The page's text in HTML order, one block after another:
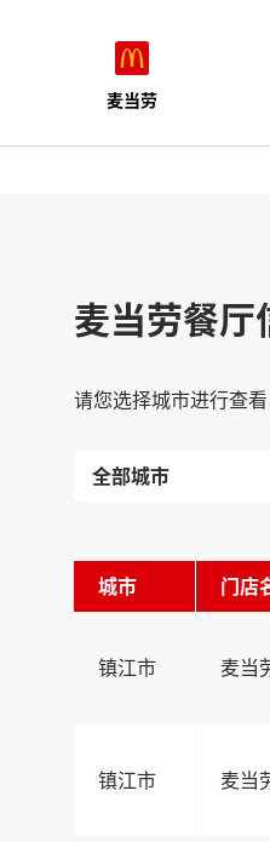
麦当劳
麦当劳餐厅
请您选择城市进行查看
城市 门店
镇江市 麦当
镇江市 麦当